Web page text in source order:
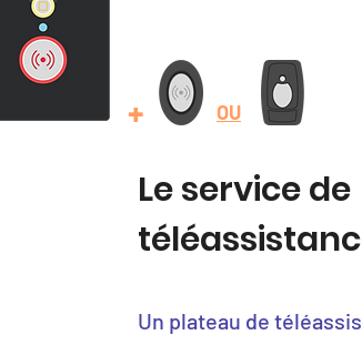
+ OU
Le service de
Un plateau de